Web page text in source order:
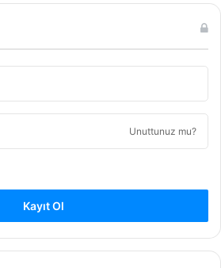
Unuttunuz mu?
Kayıt Ol